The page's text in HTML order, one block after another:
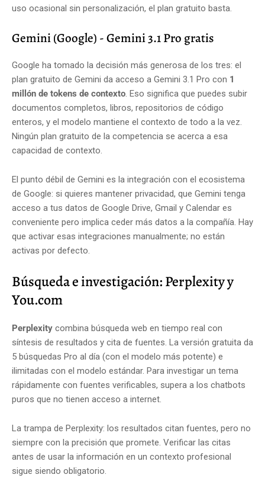
uso ocasional sin personalización, el plan gratuito basta.
Gemini (Google) - Gemini 3.1 Pro gratis
Google ha tomado la decisión más generosa de los tres: el
plan gratuito de Gemini da acceso a Gemini 3.1 Pro con 1
millón de tokens de contexto. Eso significa que puedes subir
documentos completos, libros, repositorios de código
enteros, y el modelo mantiene el contexto de todo a la vez.
Ningún plan gratuito de la competencia se acerca a esa
capacidad de contexto.
El punto débil de Gemini es la integración con el ecosistema
de Google: si quieres mantener privacidad, que Gemini tenga
acceso a tus datos de Google Drive, Gmail y Calendar es
conveniente pero implica ceder más datos a la compañía. Hay
que activar esas integraciones manualmente; no están
activas por defecto.
Búsqueda e investigación: Perplexity y
You.com
Perplexity combina búsqueda web en tiempo real con
síntesis de resultados y cita de fuentes. La versión gratuita da
5 búsquedas Pro al día (con el modelo más potente) e
ilimitadas con el modelo estándar. Para investigar un tema
rápidamente con fuentes verificables, supera a los chatbots
puros que no tienen acceso a internet.
La trampa de Perplexity: los resultados citan fuentes, pero no
siempre con la precisión que promete. Verificar las citas
antes de usar la información en un contexto profesional
sigue siendo obligatorio.